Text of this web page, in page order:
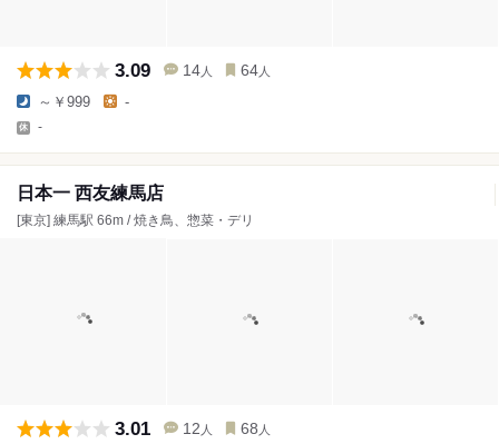
3.09 14 人 64 人
～￥999 -
-
日本一 西友練馬店
[東京] 練馬駅 66m / 焼き鳥、惣菜・デリ
3.01 12 人 68 人